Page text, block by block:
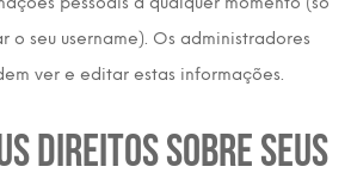
o seu username). Os administradores
ver e editar estas informações.
direitos sobre seus